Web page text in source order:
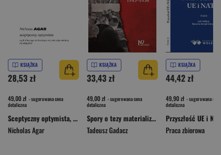
KSIĄŻKA
28,53 zł
49,00 zł - sugerowana cena
detaliczna
Sceptyczny optymista, czyli dlaczego technologia nie jest odpowiedzią na wszystko
Nicholas Agar
KSIĄŻKA
33,43 zł
49,00 zł - sugerowana cena
detaliczna
Spory o tezy materializmu dialektycznego w latach 1945–1956 w Polsce
Tadeusz Gadacz
KSIĄŻKA
44,42 zł
49,90 zł - sugerowana cena
detaliczna
Przyszłość UE i
Praca zbiorowa